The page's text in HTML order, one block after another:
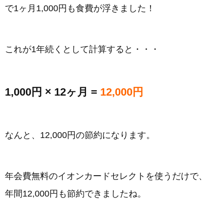
で1ヶ月1,000円も食費が浮きました！
これが1年続くとして計算すると・・・
1,000円 × 12ヶ月 = 12,000円
なんと、12,000円の節約になります。
年会費無料のイオンカードセレクトを使うだけで、
年間12,000円も節約できましたね。